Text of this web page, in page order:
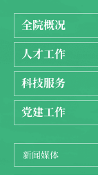
全院概况
人才工作
科技服务
党建工作
新闻媒体